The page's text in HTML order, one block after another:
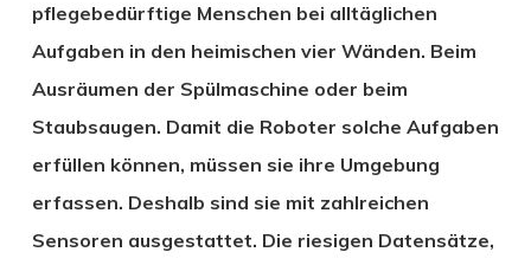
pflegebedürftige Menschen bei alltäglichen
Aufgaben in den heimischen vier Wänden. Beim
Ausräumen der Spülmaschine oder beim
Staubsaugen. Damit die Roboter solche Aufgaben
erfüllen können, müssen sie ihre Umgebung
erfassen. Deshalb sind sie mit zahlreichen
Sensoren ausgestattet. Die riesigen Datensätze,